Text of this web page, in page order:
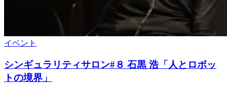
イベント
シンギュラリティサロン#８ 石黒 浩「人とロボッ
トの境界」